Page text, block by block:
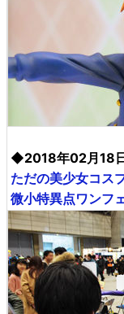
◆2018年02月18
ただの美少女コス
微小特異点ワンフ